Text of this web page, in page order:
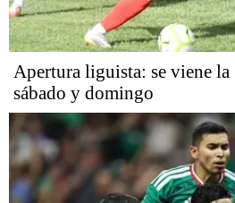
Apertura liguista: se viene la
sábado y domingo